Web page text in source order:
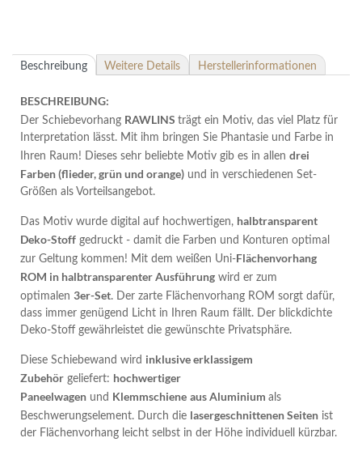
Beschreibung Weitere Details Herstellerinformationen
BESCHREIBUNG:
Der Schiebevorhang RAWLINS trägt ein Motiv, das viel Platz für
Interpretation lässt. Mit ihm bringen Sie Phantasie und Farbe in
Ihren Raum! Dieses sehr beliebte Motiv gib es in allen drei
Farben (flieder, grün und orange) und in verschiedenen Set-
Größen als Vorteilsangebot.
Das Motiv wurde digital auf hochwertigen, halbtransparent
Deko-Stoff gedruckt - damit die Farben und Konturen optimal
zur Geltung kommen! Mit dem weißen Uni-Flächenvorhang
ROM in halbtransparenter Ausführung wird er zum
optimalen 3er-Set. Der zarte Flächenvorhang ROM sorgt dafür,
dass immer genügend Licht in Ihren Raum fällt. Der blickdichte
Deko-Stoff gewährleistet die gewünschte Privatsphäre.
Diese Schiebewand wird inklusive erklassigem
Zubehör geliefert: hochwertiger
Paneelwagen und Klemmschiene aus Aluminium als
Beschwerungselement. Durch die lasergeschnittenen Seiten ist
der Flächenvorhang leicht selbst in der Höhe individuell kürzbar.